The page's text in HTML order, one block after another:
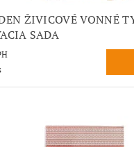
ŽIVICOVÉ VONNÉ
SADA